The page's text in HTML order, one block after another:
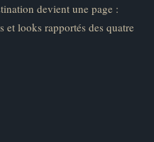
devient une page :
et looks rapportés des quatre